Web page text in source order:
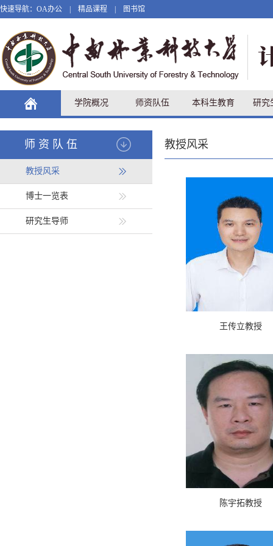
快速导航： OA办公 精品课程 图书馆
学院概况 师资队伍 本科生教育 研究
师资队伍
教授风采
博士一览表
研究生导师
教授风采
王传立教授
陈宇拓教授